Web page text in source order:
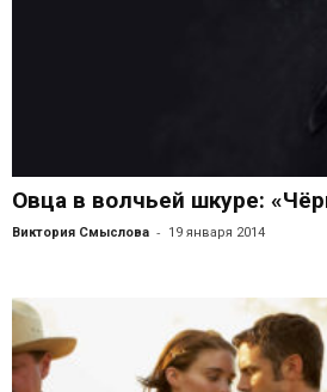
Овца в волчьей шкуре:
Виктория Смыслова - 19 января 2014